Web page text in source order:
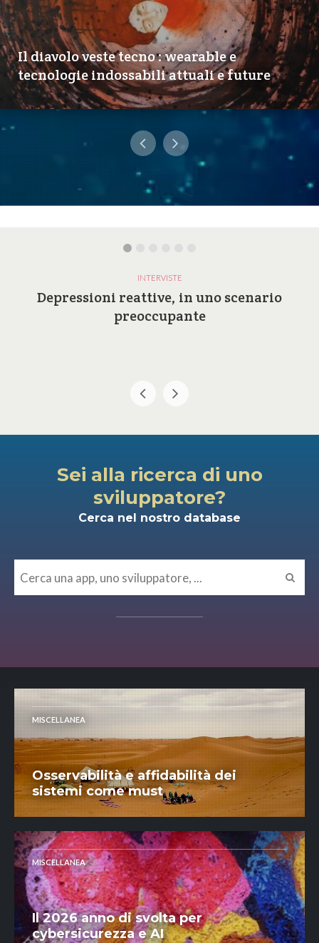
Il diavolo veste tecno : wearable e
tecnologie indossabili attuali e future
INTERVISTE
Depressioni reattive, in uno scenario
preoccupante
Sei alla ricerca di uno
sviluppatore?
Cerca nel nostro database
MISCELLANEA
Osservabilità e affidabilità dei
sistemi come must
MISCELLANEA
Il 2026 anno di svolta per
cybersicurezza e AI